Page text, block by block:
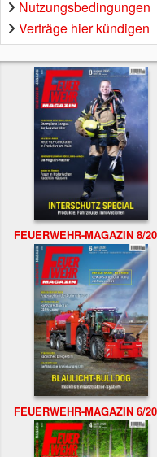
Nutzungsbedingungen
Verträge hier kündigen
FEUERWEHR-MAGAZIN 8/
FEUERWEHR-MAGAZIN 6/